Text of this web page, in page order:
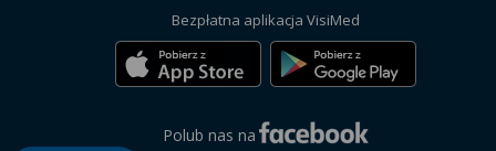
Bezpłatna aplikacja VisiMed
Polub nas na